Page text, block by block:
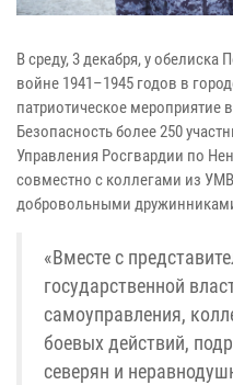
В среду, 3 декабря, у
войне 1941–1945 годов в
патриотическое мероприятие
Безопасность более 250
Управления Росгвардии по
совместно с коллегами из
добровольными
«Вместе с
государственной
самоуправления,
боевых действий,
северян и